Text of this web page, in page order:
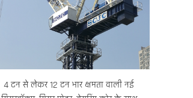
4 टन से लेकर 12 टन भार क्षमता वाली नई